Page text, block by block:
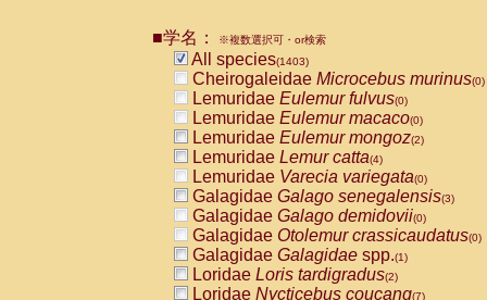
■学名： ※複数選択可・or検索
All species(1403)
Cheirogaleidae Microcebus murinus(0)
Lemuridae Eulemur fulvus(0)
Lemuridae Eulemur macaco(0)
Lemuridae Eulemur mongoz(2)
Lemuridae Lemur catta(4)
Lemuridae Varecia variegata(0)
Galagidae Galago senegalensis(3)
Galagidae Galago demidovii(0)
Galagidae Otolemur crassicaudatus(0)
Galagidae Galagidae spp.(1)
Loridae Loris tardigradus(2)
Loridae Nycticebus coucang(7)